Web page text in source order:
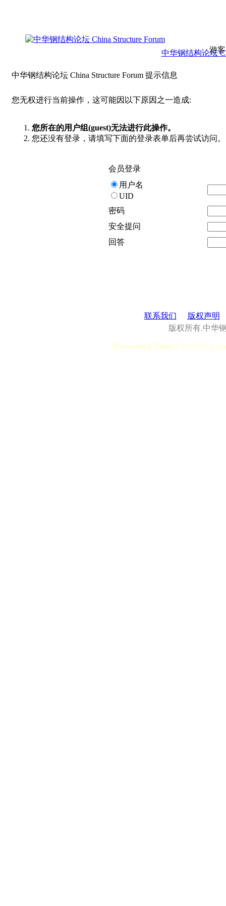
游
中华钢结构论坛
中华钢结构论坛 China Structure Forum 提示信息
您无权进行当前操作，这可能因以下原因之一造成:
您所在的用户组(guest)无法进行此操作。
您还没有登录，请填写下面的登录表单后再尝试访问。
会员登录
用户名
UID
密码
安全提问
回答
联系我们
版权声明
版权所有.中华
[Processing Time] User:0.28,